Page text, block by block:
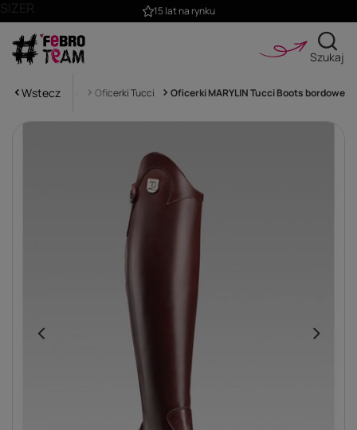
15 lat na rynku
Szukaj
Wstecz
i sztyblety Oficerki Tucci Oficerki MARYLIN Tucci Boots bordowe